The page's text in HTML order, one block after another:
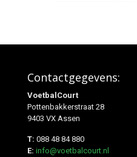
Contactgegevens:
VoetbalCourt
Pottenbakkerstraat 28
9403 VX Assen
T: 088 48 84 880
E: info@voetbalcourt.nl